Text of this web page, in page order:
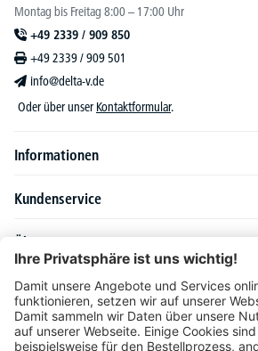
Montag bis Freitag 8:00 – 17:00 Uhr
+49 2339 / 909 850
+49 2339 / 909 501
info@delta-v.de
Oder über unser Kontaktformular.
Informationen
Kundenservice
Über DELTA-V
Produktsortiment
Ratgeber